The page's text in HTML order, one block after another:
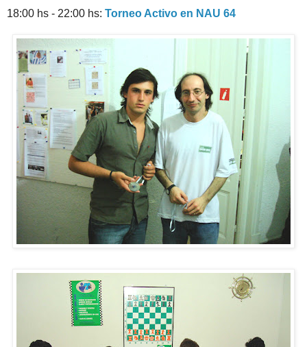
18:00 hs - 22:00 hs: Torneo Activo en NAU 64